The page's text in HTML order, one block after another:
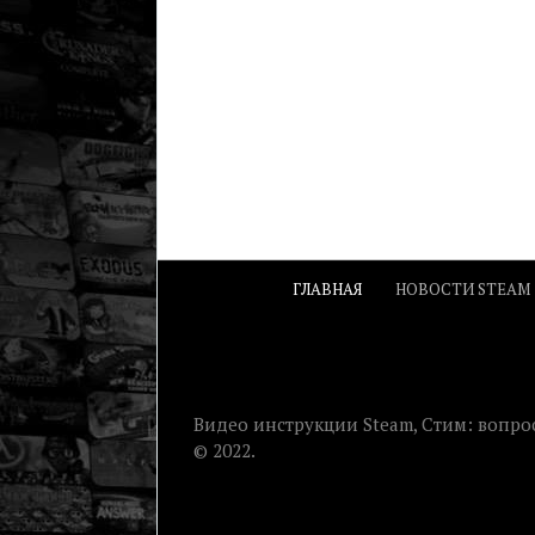
ГЛАВНАЯ НОВОСТИ STEAM
Видео инструкции Steam, Стим:
© 2022.